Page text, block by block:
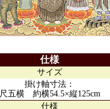
仕様
サイズ
掛け軸寸法：
尺五横 約横54.5×縦125cm
仕様